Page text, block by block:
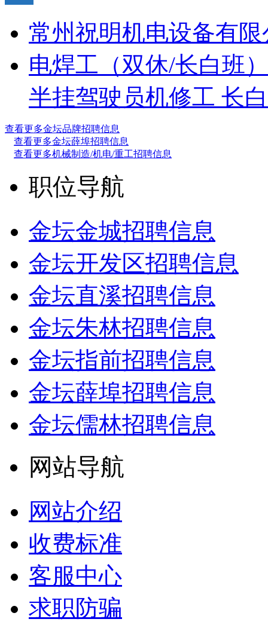
常州祝明机电设备有限
电焊工（双休/长白班）
半挂驾驶员机修工 长
查看更多金坛品牌招聘信息
查看更多金坛薛埠招聘信息
查看更多机械制造/机电/重工招聘信息
职位导航
金坛金城招聘信息
金坛开发区招聘信息
金坛直溪招聘信息
金坛朱林招聘信息
金坛指前招聘信息
金坛薛埠招聘信息
金坛儒林招聘信息
网站导航
网站介绍
收费标准
客服中心
求职防骗